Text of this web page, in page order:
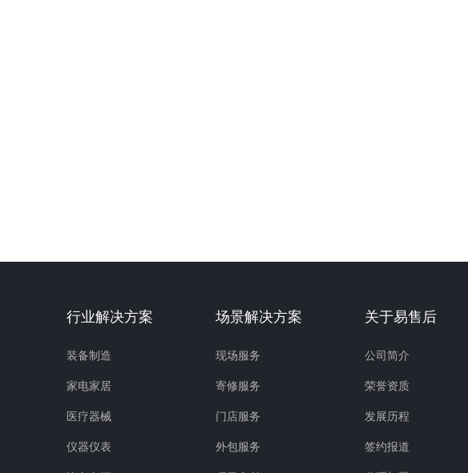
行业解决方案
装备制造
家电家居
医疗器械
仪器仪表
场景解决方案
现场服务
寄修服务
门店服务
外包服务
关于易售后
公司简介
荣誉资质
发展历程
签约报道